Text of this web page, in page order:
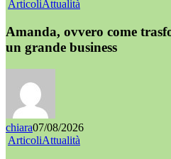
ArticoliAttualità
Amanda, ovvero come
un grande business
chiara07/08/2026
ArticoliAttualità